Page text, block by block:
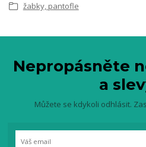
žabky, pantofle
Nepropásněte
a
Můžete se kdykoli odhlásit.